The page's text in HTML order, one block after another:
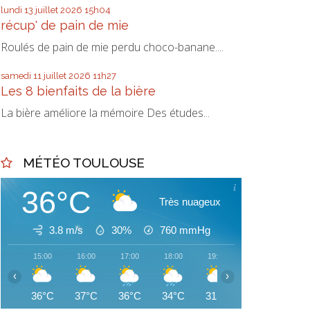
lundi 13 juillet 2026 15h04
récup' de pain de mie
Roulés de pain de mie perdu choco-banane....
samedi 11 juillet 2026 11h27
Les 8 bienfaits de la bière
La bière améliore la mémoire Des études...
MÉTÉO TOULOUSE
36°C Très nuageux
3.8 m/s 30% 760 mmHg
15:00
36°C
16:00
37°C
17:00
36°C
18:00
34°C
19:00
31°C
‹ ›